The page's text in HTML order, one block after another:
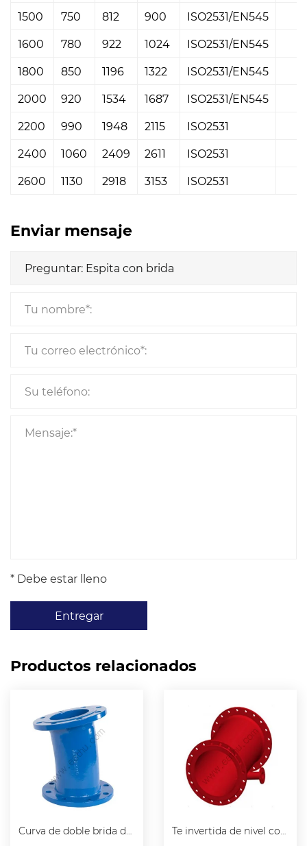
1500
750 812 900
ISO2531/EN545
1600
780 922 1024
ISO2531/EN545
1800
850 1196 1322
ISO2531/EN545
2000
920 1534 1687
ISO2531/EN545
2200
990 1948 2115
ISO2531
2400
1060 2409 2611
ISO2531
2600
1130 2918 3153 ISO2531
Enviar mensaje
* Debe estar lleno
Entregar
Productos relacionados
Curva de doble brida de 11,25 ° Te invertida de nivel con bridas